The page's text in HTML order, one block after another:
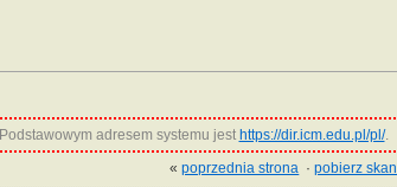
Podstawowym adresem systemu jest https://dir.icm.edu.pl/pl/.
«poprzednia strona ·pobierz skan